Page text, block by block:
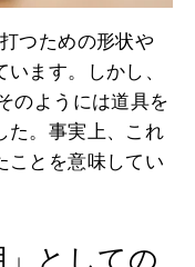
つための形状や
ます。しかし、
のようには道具を
た。事実上、これ
ことを意味してい
としての